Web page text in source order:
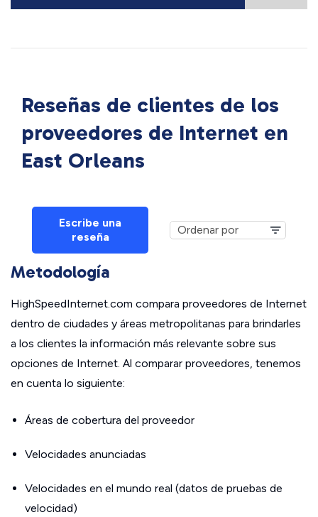
Reseñas de clientes de los
proveedores de Internet en
East Orleans
Escribe una
reseña
Metodología
HighSpeedInternet.com compara proveedores de Internet
dentro de ciudades y áreas metropolitanas para brindarles
a los clientes la información más relevante sobre sus
opciones de Internet. Al comparar proveedores, tenemos
en cuenta lo siguiente:
Áreas de cobertura del proveedor
Velocidades anunciadas
Velocidades en el mundo real (datos de pruebas de
velocidad)